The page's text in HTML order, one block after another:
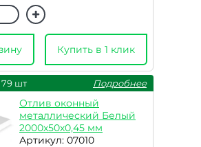
Купить в 1 клик
шт Подробнее
Отлив оконный
металлический Белый
2000х50х0,45 мм
Артикул: 07010